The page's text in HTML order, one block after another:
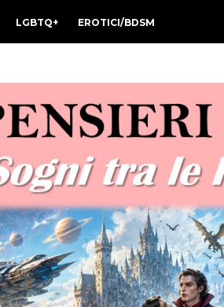
LGBTQ+ EROTICI/BDSM